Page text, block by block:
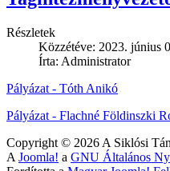
Részletek
Közzétéve: 2023. június
Írta: Administrator
Pályázat - Tóth Anikó
Pályázat - Flachné Földinszki
Copyright © 2026 A Siklósi
A Joomla! a GNU Általános